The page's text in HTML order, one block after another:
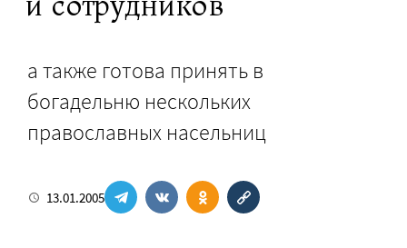
а также готова принять в
богадельню нескольких
православных насельниц
13.01.2005